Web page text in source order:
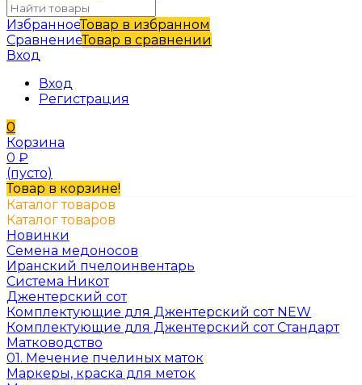
ИзбранноеТовар в избранном
СравнениеТовар в сравнении
Вход
Вход
Регистрация
0
Корзина
0 ₽
(пусто)
Товар в корзине!
Каталог товаров
Каталог товаров
Новинки
Семена медоносов
Иранский пчелоинвентарь
Система Никот
Джентерский сот
Комплектующие для Джентерский сот NEW
Комплектующие для Джентерский сот Стандарт
Матководство
01. Мечение пчелиных маток
Маркеры, краска для меток